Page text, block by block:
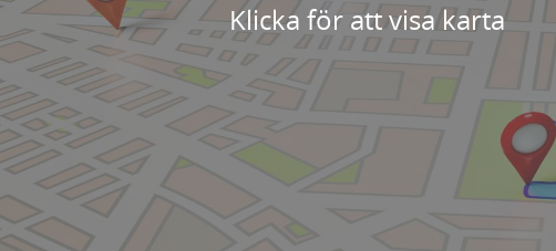
Klicka för att visa karta